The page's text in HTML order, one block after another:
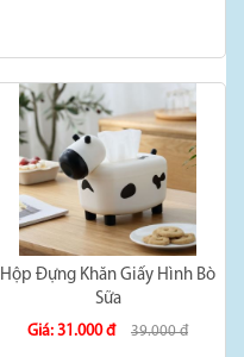
Hộp Đựng Khăn Giấy Hình Bò
Sữa
Giá: 31.000 đ
39.000 đ